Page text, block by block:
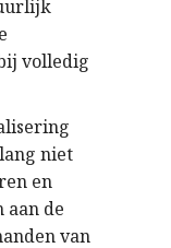
volledig
niet
en
de
van